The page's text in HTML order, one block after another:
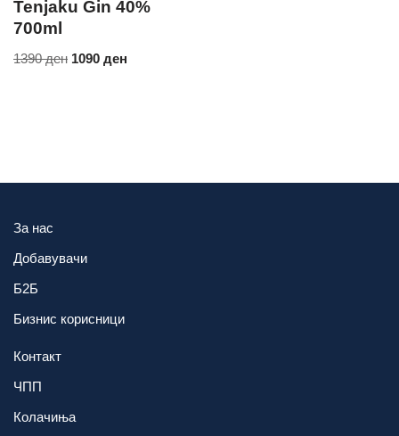
Tenjaku Gin 40%
700ml
1390ден 1090 ден
За нас
Добавувачи
Б2Б
Бизнис корисници
Контакт
ЧПП
Колачиња